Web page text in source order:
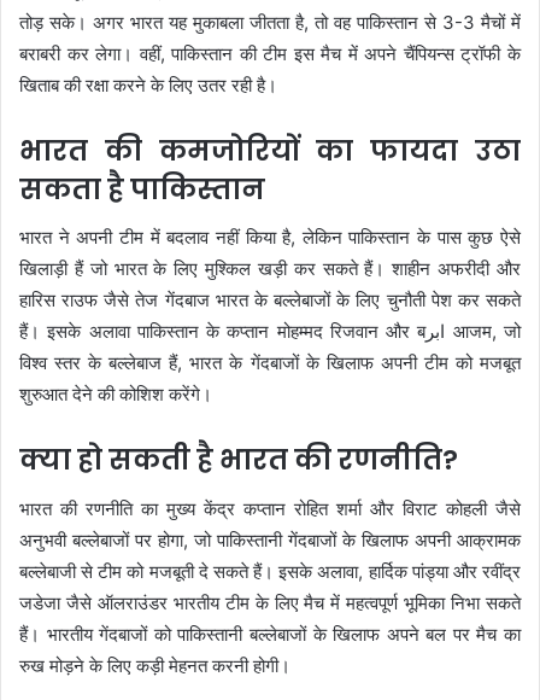
तोड़ सके। अगर भारत यह मुकाबला जीतता है, तो वह पाकिस्तान से 3-3 मैचों में
बराबरी कर लेगा। वहीं, पाकिस्तान की टीम इस मैच में अपने चैंपियन्स ट्रॉफी के
खिताब की रक्षा करने के लिए उतर रही है।
भारत की कमजोरियों का फायदा उठा
सकता है पाकिस्तान
भारत ने अपनी टीम में बदलाव नहीं किया है, लेकिन पाकिस्तान के पास कुछ ऐसे
खिलाड़ी हैं जो भारत के लिए मुश्किल खड़ी कर सकते हैं। शाहीन अफरीदी और
हारिस राउफ जैसे तेज गेंदबाज भारत के बल्लेबाजों के लिए चुनौती पेश कर सकते
हैं। इसके अलावा पाकिस्तान के कप्तान मोहम्मद रिजवान और बابر आजम, जो
विश्व स्तर के बल्लेबाज हैं, भारत के गेंदबाजों के खिलाफ अपनी टीम को मजबूत
शुरुआत देने की कोशिश करेंगे।
क्या हो सकती है भारत की रणनीति?
भारत की रणनीति का मुख्य केंद्र कप्तान रोहित शर्मा और विराट कोहली जैसे
अनुभवी बल्लेबाजों पर होगा, जो पाकिस्तानी गेंदबाजों के खिलाफ अपनी आक्रामक
बल्लेबाजी से टीम को मजबूती दे सकते हैं। इसके अलावा, हार्दिक पांड्या और रवींद्र
जडेजा जैसे ऑलराउंडर भारतीय टीम के लिए मैच में महत्वपूर्ण भूमिका निभा सकते
हैं। भारतीय गेंदबाजों को पाकिस्तानी बल्लेबाजों के खिलाफ अपने बल पर मैच का
रुख मोड़ने के लिए कड़ी मेहनत करनी होगी।